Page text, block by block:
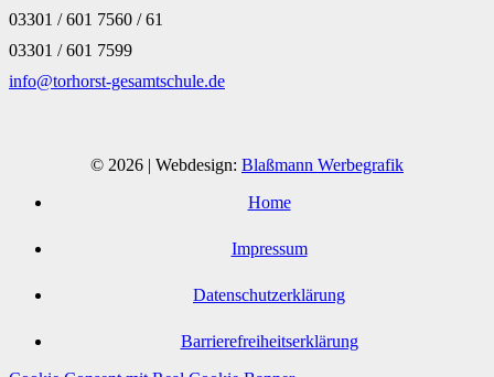
03301 / 601 7560 / 61
03301 / 601 7599
info@torhorst-gesamtschule.de
© 2026 | Webdesign: Blaßmann Werbegrafik
Home
Impressum
Datenschutzerklärung
Barrierefreiheitserklärung